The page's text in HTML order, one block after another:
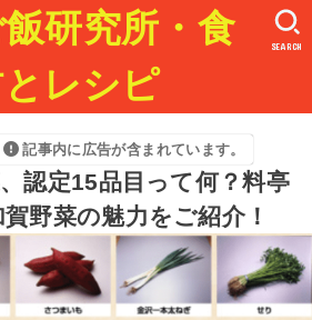
研究所・食
レシピ
SEARCH
記事内に広告が含まれています。
認定15品目って何？料亭
野菜の魅力をご紹介！